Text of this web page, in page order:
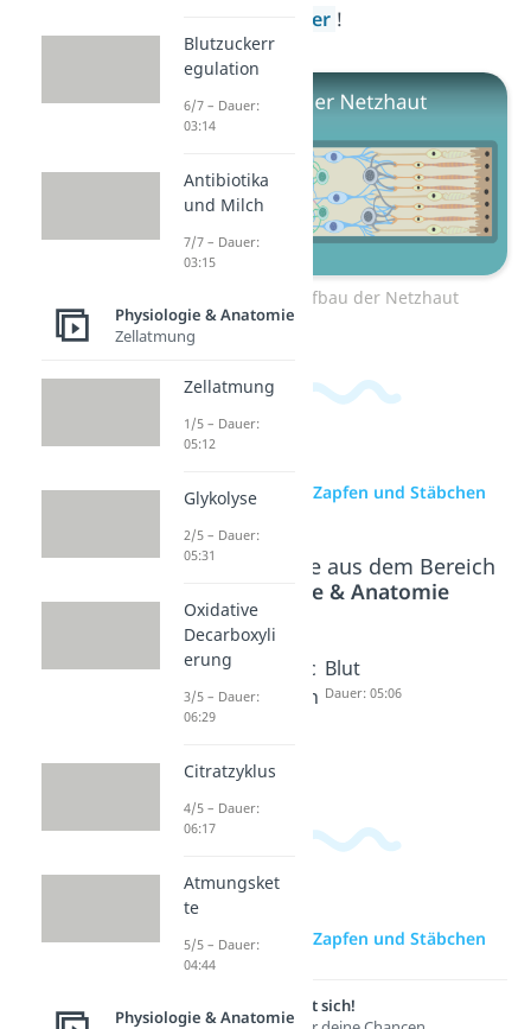
hier !
Zum Video: Aufbau der Netzhaut
zur Videoseite: Zapfen und Stäbchen
Beliebte Inhalte aus dem Bereich
Physiologie & Anatomie
Geschlec
htsorgan
e Frau
Geschlec
htsorgan
Blut
Dauer: 05:06
zur Videoseite: Zapfen und Stäbchen
Lernen lohnt sich!
Blutzuckerr
egulation
6/7 – Dauer:
03:14
Antibiotika
und Milch
7/7 – Dauer:
03:15
Physiologie & Anatomie
Zellatmung
Zellatmung
1/5 – Dauer:
05:12
Glykolyse
2/5 – Dauer:
05:31
Oxidative
Decarboxyli
erung
3/5 – Dauer:
06:29
Citratzyklus
4/5 – Dauer:
06:17
Atmungsket
te
5/5 – Dauer:
04:44
Physiologie & Anatomie